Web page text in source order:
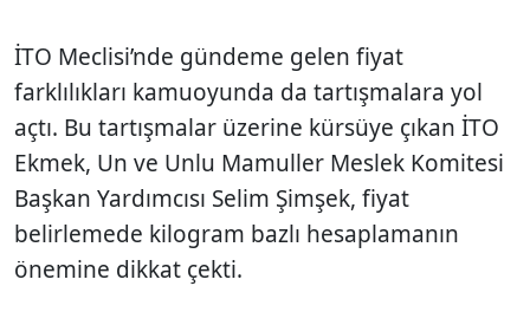
İTO Meclisi’nde gündeme gelen fiyat
farklılıkları kamuoyunda da tartışmalara yol
açtı. Bu tartışmalar üzerine kürsüye çıkan İTO
Ekmek, Un ve Unlu Mamuller Meslek Komitesi
Başkan Yardımcısı Selim Şimşek, fiyat
belirlemede kilogram bazlı hesaplamanın
önemine dikkat çekti.